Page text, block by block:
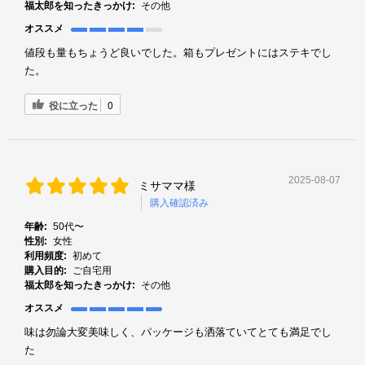
福太郎を知ったきっかけ:
その他
オススメ
値段も量もちょうど良いでした。箱もプレゼントにはステキでし
た。
役に立った 0
ミサママ様
購入確認済み
2025-08-07
年齢: 50代〜
性別: 女性
利用頻度: 初めて
購入目的:
ご自宅用
福太郎を知ったきっかけ:
その他
オススメ
味は勿論大変美味しく、パッケージも洒落ていてとても満足でし
た